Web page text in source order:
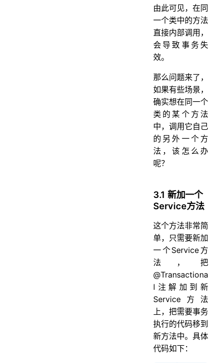
由此可见，在同
一个类中的方法
直接内部调用，
会导致事务失
效。
那么问题来了，
如果有些场景，
确实想在同一个
类的某个方法
中，调用它自己
的另外一个方
法，该怎么办
呢？
3.1 新加一个
Service方法
这个方法非常简
单，只需要新加
一个Service方
法，把
@Transactiona
l注解加到新
Service方法
上，把需要事务
执行的代码移到
新方法中。具体
代码如下：